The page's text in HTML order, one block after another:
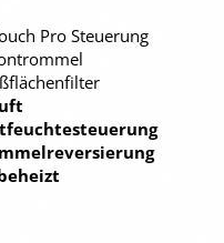
Pro Steuerung